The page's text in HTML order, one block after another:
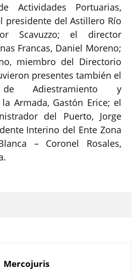
Actividades Portuarias,
presidente del Astillero Río
Scavuzzo; el director
Francas, Daniel Moreno;
miembro del Directorio
presentes también el
de Adiestramiento y
Armada, Gastón Erice; el
del Puerto, Jorge
Interino del Ente Zona
– Coronel Rosales,
Mercojuris